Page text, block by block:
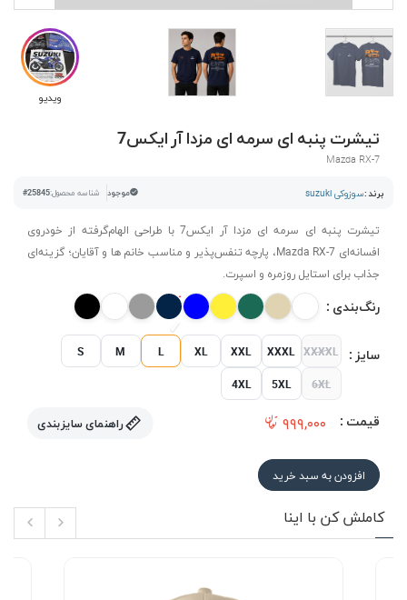
ویدیو
تیشرت پنبه ای سرمه ای مزدا آر ایکس7
Mazda RX-7
برند :سوزوکی suzuki موجود شناسه محصول:#25845
تیشرت پنبه ای سرمه ای مزدا آر ایکس7 با طراحی الهام‌گرفته از خودروی
افسانه‌ای Mazda RX-7، پارچه تنفس‌پذیر و مناسب خانم ها و آقایان؛ گزینه‌ای
جذاب برای استایل روزمره و اسپرت.
رنگ‌بندی :
سایز : S M L XL XXL XXXL XXXXL
4XL 5XL 6XL
قیمت : ۹۹۹,۰۰۰ راهنمای سایزبندی
افزودن به سبد خرید
کاملش کن با اینا